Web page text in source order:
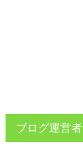
ブログ運営